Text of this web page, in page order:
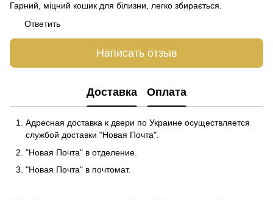
Гарний, міцний кошик для білизни, легко збирається.
Ответить
Написать отзыв
Доставка Оплата
Адресная доставка к двери по Украине осуществляется
службой доставки "Новая Почта".
"Новая Почта" в отделение.
"Новая Почта" в почтомат.